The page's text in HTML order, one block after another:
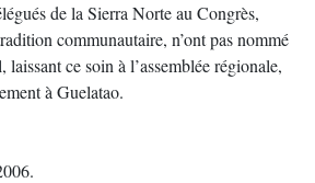
de la Sierra Norte au Congrès,
communautaire, n’ont pas nommé
laissant ce soin à l’assemblée régionale,
à Guelatao.